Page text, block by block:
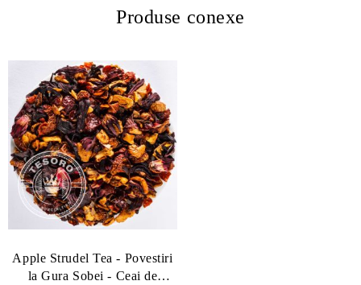
Produse conexe
Apple Strudel Tea - Povestiri
la Gura Sobei - Ceai de